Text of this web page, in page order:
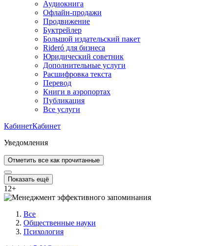
Аудиокнига
Офлайн-продажи
Продвижение
Буктрейлер
Большой издательский пакет
Rideró для бизнеса
Юридический советник
Дополнительные услуги
Расшифровка текста
Перевод
Книги в аэропортах
Публикация
Все услуги
КабинетКабинет
Уведомления
Отметить все как прочитанные
Показать ещё
12+
Все
Общественные науки
Психология